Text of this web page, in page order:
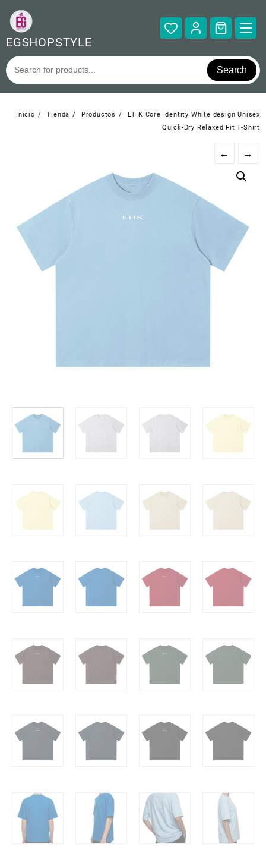
contenido
EGSHOPSTYLE
Search
Inicio Tienda Productos
ETIK Core Identity White design Unisex
Quick-Dry Relaxed Fit T-Shirt
← →